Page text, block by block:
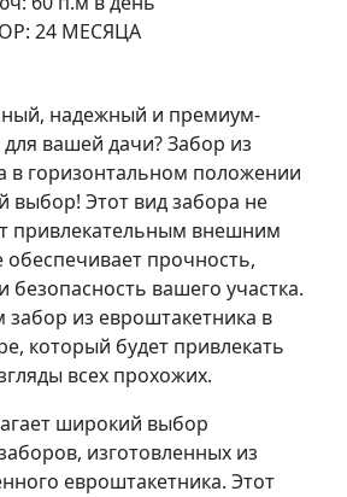
24 МЕСЯЦА
надежный и премиум-
вашей дачи? Забор из
в горизонтальном положении
выбор! Этот вид забора не
привлекательным внешним
прочность,
безопасность вашего участка.
забор из евроштакетника в
который будет привлекать
всех прохожих.
широкий выбор
изготовленных из
евроштакетника. Этот